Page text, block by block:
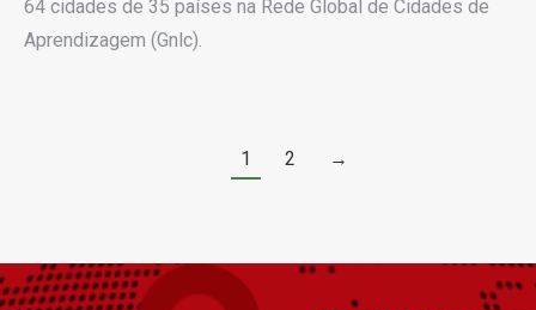
64 cidades de 35 países na Rede Global de Cidades de
Aprendizagem (Gnlc).
1 2 →